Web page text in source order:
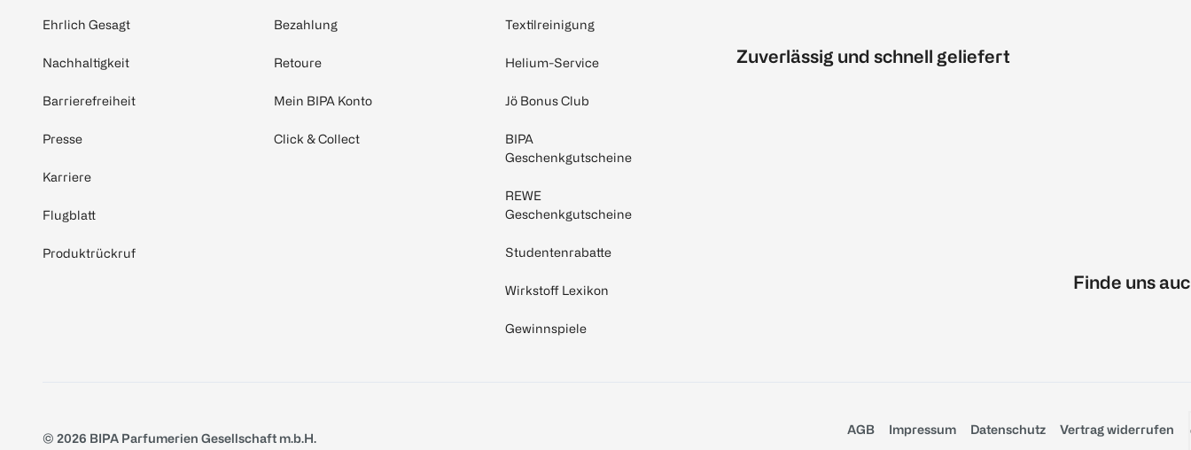
Ehrlich Gesagt
Nachhaltigkeit
Barrierefreiheit
Presse
Karriere
Flugblatt
Produktrückruf
Bezahlung
Retoure
Mein BIPA Konto
Click & Collect
Textilreinigung
Helium-Service
Jö Bonus Club
BIPA
Geschenkgutscheine
REWE
Geschenkgutscheine
Studentenrabatte
Wirkstoff Lexikon
Gewinnspiele
Zuverlässig und schnell geliefert
Finde uns
© 2026 BIPA Parfumerien Gesellschaft m.b.H.
AGB Impressum Datenschutz Vertrag widerrufen